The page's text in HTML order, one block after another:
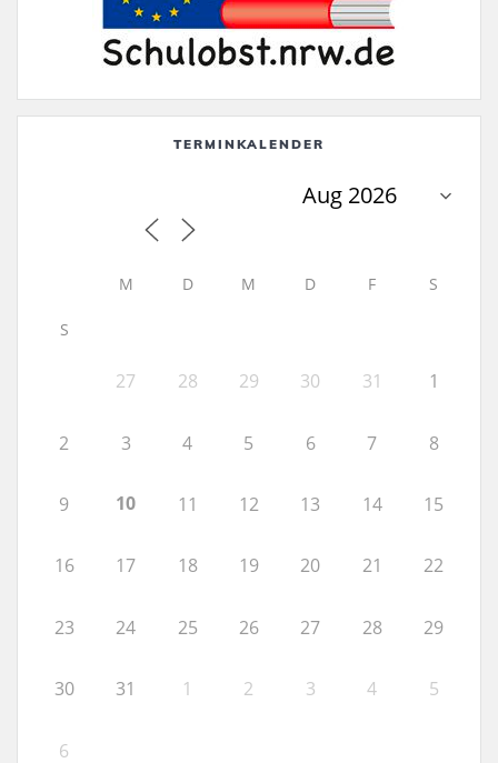
TERMINKALENDER
M D M D F S
S
27 28 29 30 31 1
2 3 4 5 6 7 8
9 10 11 12 13 14 15
16 17 18 19 20 21 22
23 24 25 26 27 28 29
30 31 1 2 3 4 5
6